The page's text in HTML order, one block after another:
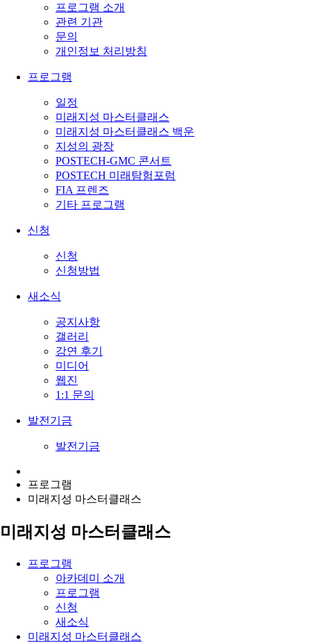
프로그램 소개
관련 기관
문의
개인정보 처리방침
프로그램
일정
미래지성 마스터클래스
미래지성 마스터클래스 백운
지성의 광장
POSTECH-GMC 콘서트
POSTECH 미래탐험포럼
FIA 프렌즈
기타 프로그램
신청
신청
신청방법
새소식
공지사항
갤러리
강연 후기
미디어
웹진
1:1 문의
발전기금
발전기금
프로그램
미래지성 마스터클래스
미래지성 마스터클래스
프로그램
아카데미 소개
프로그램
신청
새소식
미래지성 마스터클래스